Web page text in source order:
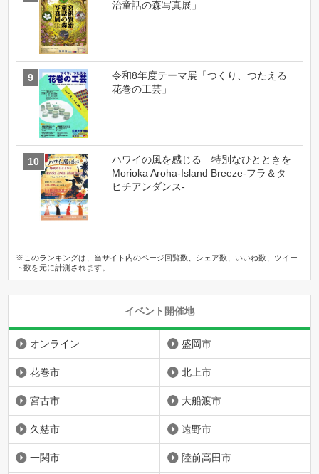
治童話の森写真展」
令和8年度テーマ展「つくり、つたえる
花巻の工芸」
ハワイの風を感じる 特別なひとときを
Morioka Aroha-Island Breeze-フラ＆タ
ヒチアンダンス-
※このランキングは、当サイト内のページ回覧数、シェア数、いいね数、ツイー
ト数を元に計測されます。
イベント開催地
オンライン 盛岡市
花巻市 北上市
宮古市 大船渡市
久慈市 遠野市
一関市 陸前高田市